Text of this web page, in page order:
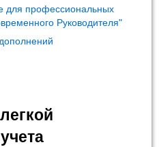
для профессиональных
Руководителя"